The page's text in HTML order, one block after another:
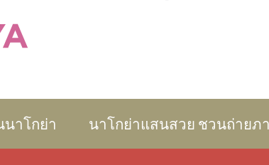
าโกย่า นาโกย่าแสนสวย ชวนถ่ายภ